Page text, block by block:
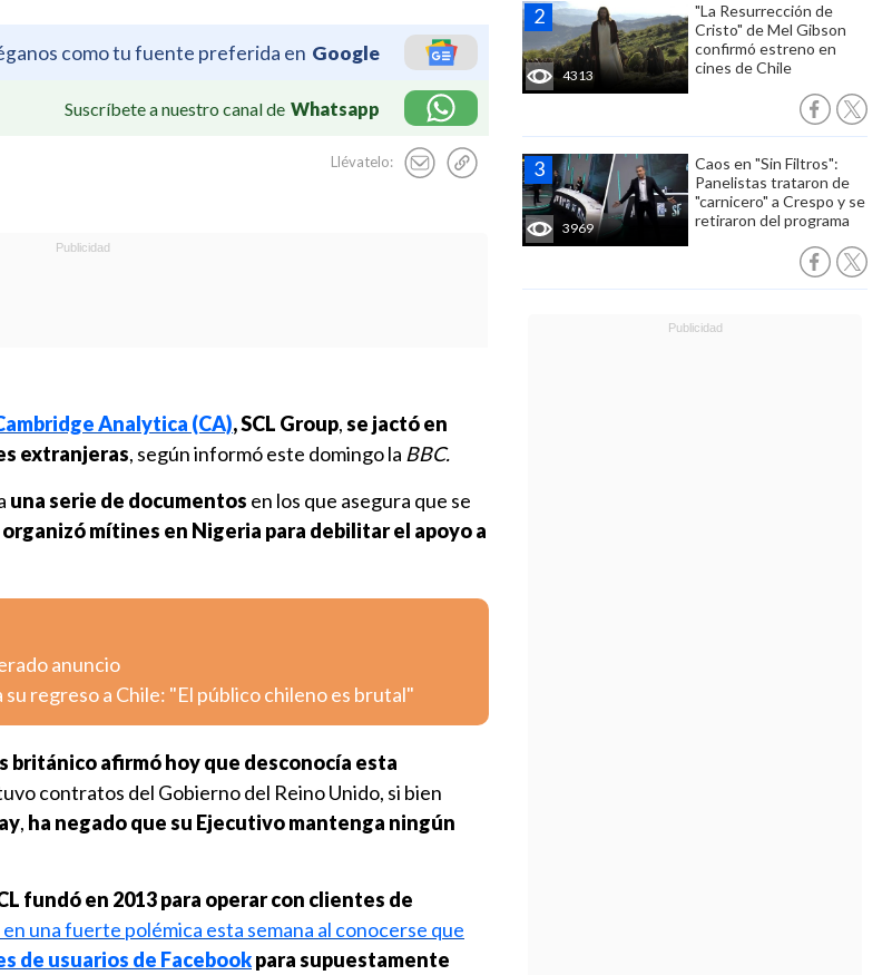
como tu fuente preferida en Google
Suscríbete a nuestro canal de Whatsapp
Llévatelo:
4313
"La Resurrección de
Cristo" de Mel Gibson
confirmó estreno en
cines de Chile
3969
Caos en "Sin Filtros":
Panelistas trataron de
"carnicero" a Crespo y se
retiraron del programa
Analytica (CA), SCL Group,se jactó en
extranjeras, según informó este domingo la BBC.
una serie de documentos en los que asegura que se
organizó mítines en Nigeria para debilitar el apoyo a
anuncio
regreso a Chile: "El público chileno es brutal"
afirmó hoy que desconocía esta
contratos del Gobierno del Reino Unido, si bien
, ha negado que su Ejecutivo mantenga ningún
fundó en 2013 para operar con clientes de
una fuerte polémica esta semana al conocerse que
de usuarios de Facebookpara supuestamente